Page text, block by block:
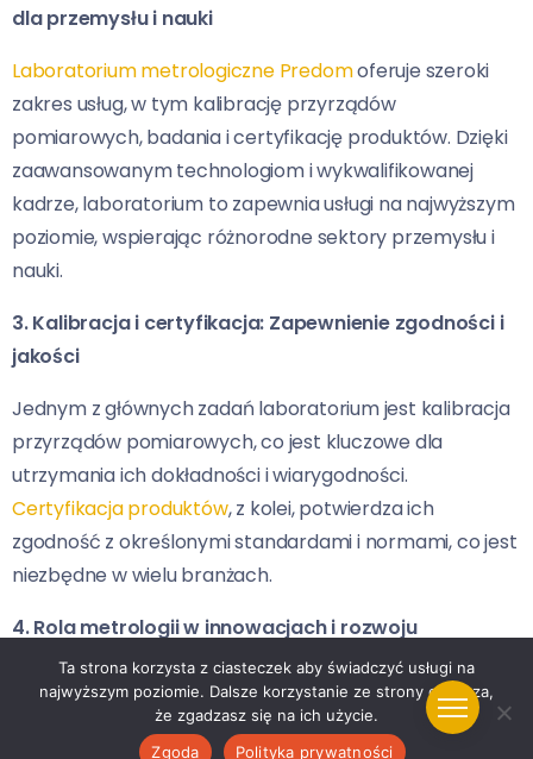
dla przemysłu i nauki
Laboratorium metrologiczne Predomoferuje szeroki
zakres usług, w tym kalibrację przyrządów
pomiarowych, badania i certyfikację produktów. Dzięki
zaawansowanym technologiom i wykwalifikowanej
kadrze, laboratorium to zapewnia usługi na najwyższym
poziomie, wspierając różnorodne sektory przemysłu i
nauki.
3. Kalibracja i certyfikacja: Zapewnienie zgodności i
jakości
Jednym z głównych zadań laboratorium jest kalibracja
przyrządów pomiarowych, co jest kluczowe dla
utrzymania ich dokładności i wiarygodności.
Certyfikacja produktów, z kolei, potwierdza ich
zgodność z określonymi standardami i normami, co jest
niezbędne w wielu branżach.
4. Rola metrologii w innowacjach i rozwoju
technologicznym
Precyzyjne pomiary i analizy metrologiczne
są
niezbędne w procesie tworzenia nowych technologii i
Ta strona korzysta z ciasteczek aby świadczyć usługi na
najwyższym poziomie. Dalsze korzystanie ze strony oznacza,
że zgadzasz się na ich użycie.
Zgoda
Polityka prywatności